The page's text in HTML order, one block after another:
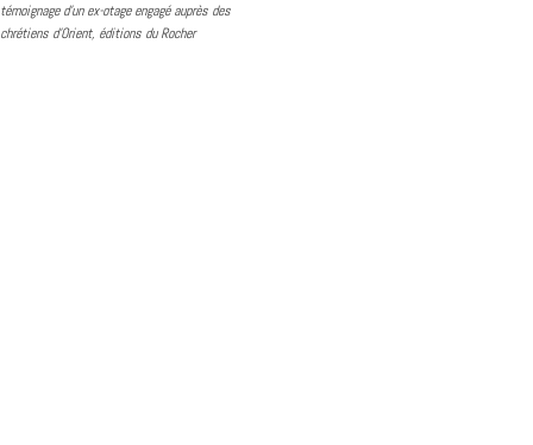
témoignage d’un ex-otage engagé auprès des
chrétiens d’Orient, éditions du Rocher